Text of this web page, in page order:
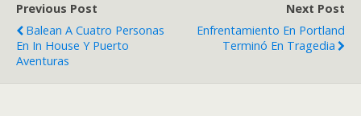
Previous Post
Balean A Cuatro Personas
En In House Y Puerto
Aventuras
Next Post
Enfrentamiento En Portland
Terminó En Tragedia